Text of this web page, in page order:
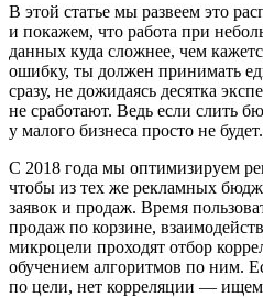
В этой статье мы развеем это
и покажем, что работа при
данных куда сложнее, чем
ошибку, ты должен принимать
сразу, не дожидаясь десятка
не сработают. Ведь если слить
у малого бизнеса просто не будет.
С 2018 года мы оптимизируем
чтобы из тех же рекламных
заявок и продаж. Время
продаж по корзине,
микроцели проходят отбор
обучением алгоритмов по ним.
по цели, нет корреляции —